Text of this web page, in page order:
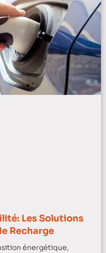
Les Solutions
Recharge
énergétique,